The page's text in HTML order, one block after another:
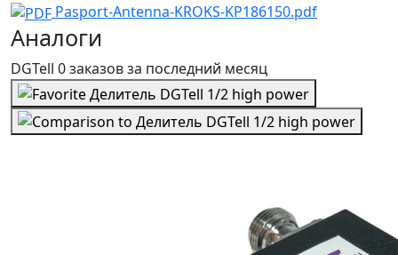
Pasport-Antenna-KROKS-KP186150.pdf
Аналоги
DGTell 0 заказовза последний месяц